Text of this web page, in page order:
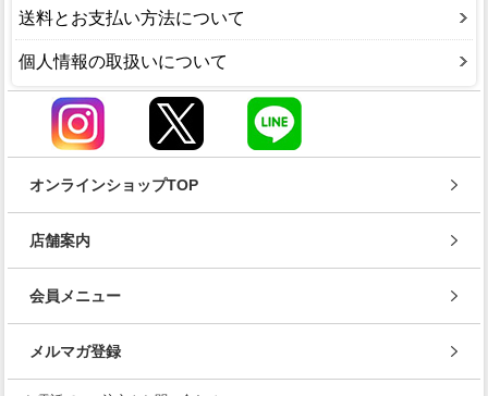
送料とお支払い方法について
個人情報の取扱いについて
オンラインショップTOP
店舗案内
会員メニュー
メルマガ登録